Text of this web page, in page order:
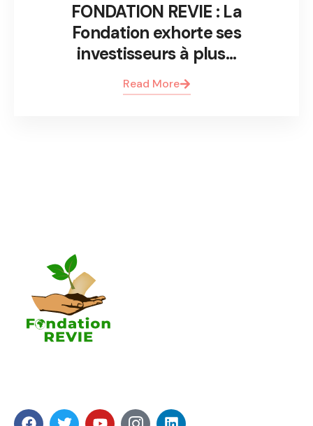
FONDATION REVIE : La
Fondation exhorte ses
investisseurs à plus…
Read More